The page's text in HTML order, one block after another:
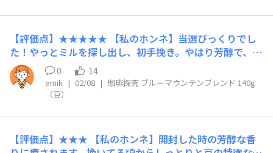
【評価点】★★★★★ 【私のホンネ】当選びっくりでし
た！やっとミルを探し出し、初手挽き。やはり芳醇で、ま
ろやかさがありました。これを奥深い味わい、と言うので
しょうねぇ。いつものインスタントやレギュラーとは雲泥
の差。贅沢な時間を過ごさせていただきました。 【リピ
たい時、仕事の息抜きに(贅沢ですが…)
0 14
emik | 02/08 | 珈琲探究 ブルーマウンテンブレンド 140g
（豆）
【評価点】★★★ 【私のホンネ】開封した時の芳醇な香